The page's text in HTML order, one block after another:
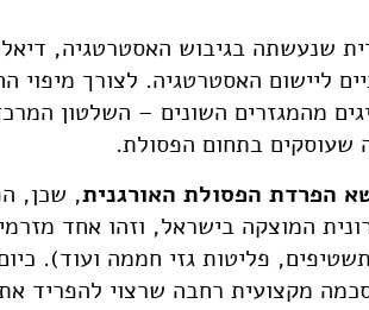
שנעשתה בגיבוש האסטרטגיה,
מהמגזרים השונים – השלטון
שעוסקים בתחום הפסולת.
הפרדת הפסולת האורגנית, שכן,
המוצקה בישראל, וזהו אחד
פליטות גזי חממה ועוד).
מקצועית רחבה שרצוי להפריד